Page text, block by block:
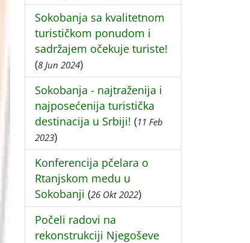
Sokobanja sa kvalitetnom
turističkom ponudom i
sadržajem očekuje turiste!
(8 Jun 2024)
Sokobanja - najtraženija i
najposećenija turistička
destinacija u Srbiji! (11 Feb
2023)
Konferencija pčelara o
Rtanjskom medu u
Sokobanji (26 Okt 2022)
Počeli radovi na
rekonstrukciji Njegoševe